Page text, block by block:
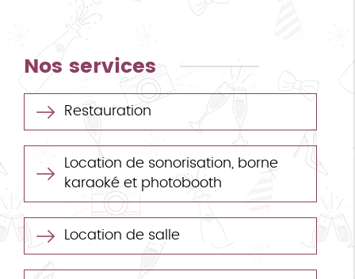
Nos services
Restauration
Location de sonorisation, borne
karaoké et photobooth
Location de salle